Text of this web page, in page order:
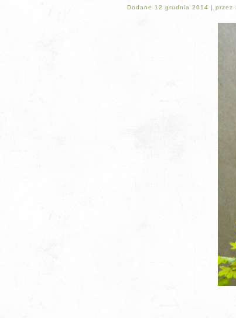
Dodane 12 grudnia 2014 | przez